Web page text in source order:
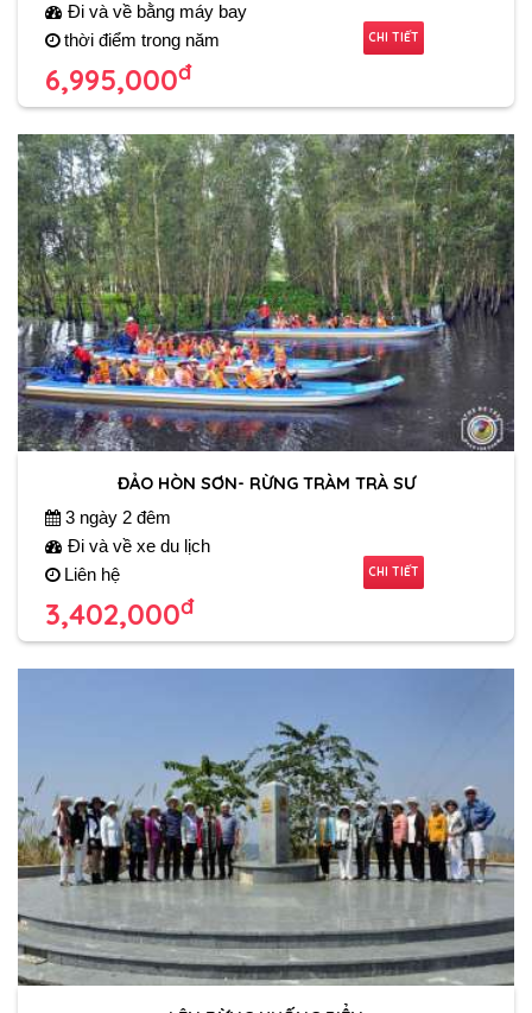
Đi và về bằng máy bay
thời điểm trong năm
6,995,000đ
CHI TIẾT
ĐẢO HÒN SƠN- RỪNG TRÀM TRÀ SƯ
3 ngày 2 đêm
Đi và về xe du lịch
Liên hệ
3,402,000đ
CHI TIẾT